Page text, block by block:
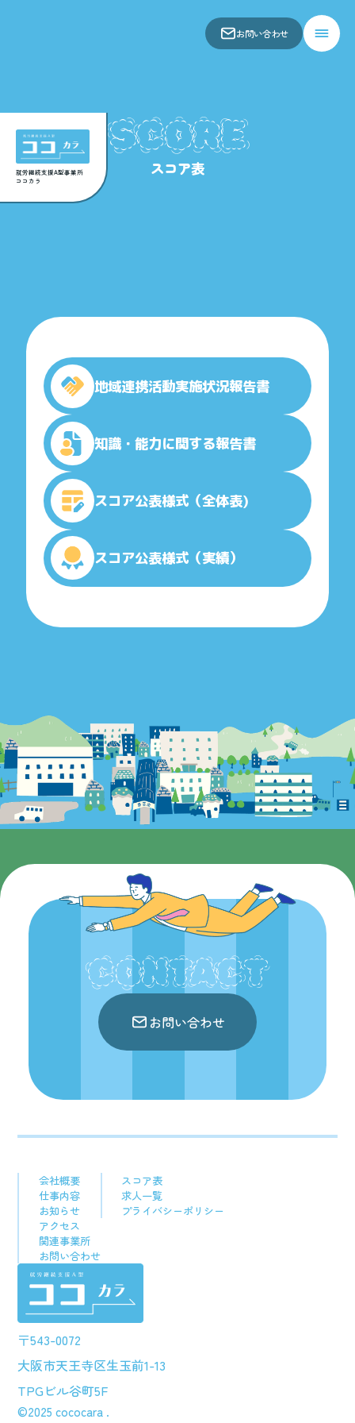
お問い合わせ
仕事内容
お知らせ
アクセス
関連事業所
見学・体験
TEL : 06-6105-2386
就労継続支援A型事業所
ココカラ
SCORE
スコア表
地域連携活動実施状況報告書
知識・能力に関する報告書
スコア公表様式（全体表)
スコア公表様式（実績）
CONTACT
お問い合わせ
〒543-0072
大阪市天王寺区生玉前1-13
TPGビル谷町5F
©2025 cococara .
会社概要
仕事内容
お知らせ
アクセス
関連事業所
お問い合わせ
スコア表
求人一覧
プライバシーポリシー